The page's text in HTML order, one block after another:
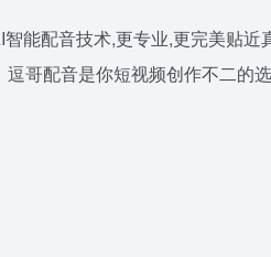
能配音技术,更专业,更完美贴近
哥配音是你短视频创作不二的选